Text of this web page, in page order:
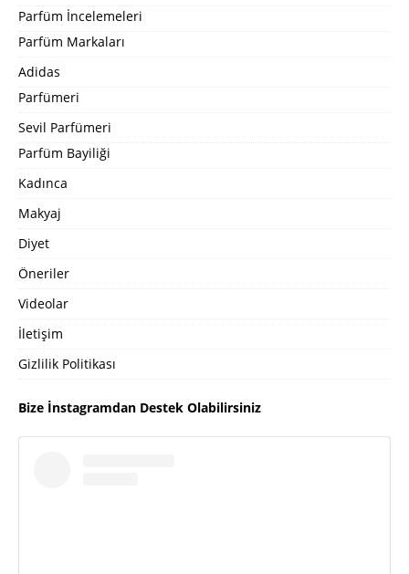
Parfüm İncelemeleri
Parfüm Markaları
Adidas
Parfümeri
Sevil Parfümeri
Parfüm Bayiliği
Kadınca
Makyaj
Diyet
Öneriler
Videolar
İletişim
Gizlilik Politikası
Bize İnstagramdan Destek Olabilirsiniz